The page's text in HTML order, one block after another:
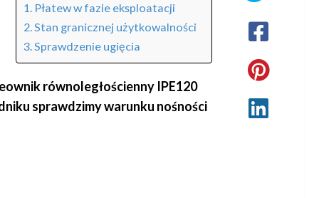
Płatew w fazie eksploatacji
Stan granicznej użytkowalności
Sprawdzenie ugięcia
równoległościenny IPE120
sprawdzimy warunku nośności